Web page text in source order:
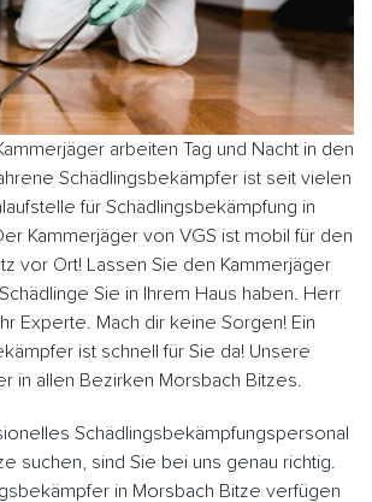
arbeiten Tag und Nacht in den
Schädlingsbekämpfer ist seit vielen
für Schädlingsbekämpfung in
Kammerjäger von VGS ist mobil für den
vor Ort! Lassen Sie den Kammerjäger
Sie in Ihrem Haus haben. Herr
Experte. Mach dir keine Sorgen! Ein
ist schnell für Sie da! Unsere
in allen Bezirken Morsbach Bitzes.
Schädlingsbekämpfungspersonal
suchen, sind Sie bei uns genau richtig.
in Morsbach Bitze verfügen